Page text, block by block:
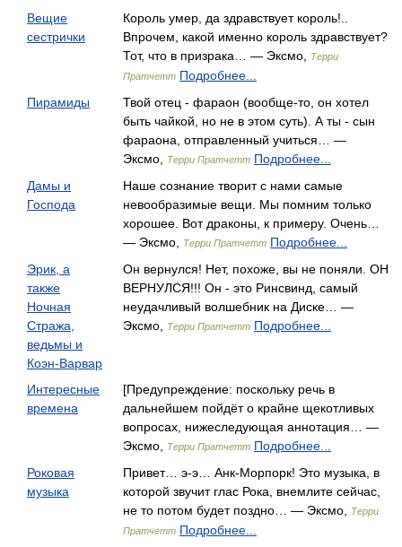
Вещие
сестрички
Король умер, да здравствует король!..
Впрочем, какой именно король здравствует?
Тот, что в призрака… — Эксмо,
Терри
Пратчетт Подробнее...
Пирамиды
Твой отец - фараон (вообще-то, он хотел
быть чайкой, но не в этом суть). А ты - сын
фараона, отправленный учиться… —
Эксмо,
Терри Пратчетт Подробнее...
Дамы и
Господа
Наше сознание творит с нами самые
невообразимые вещи. Мы помним только
хорошее. Вот драконы, к примеру. Очень…
— Эксмо,
Терри Пратчетт Подробнее...
Эрик, а
также
Ночная
Стража,
ведьмы и
Коэн-Варвар
Он вернулся! Нет, похоже, вы не поняли. ОН
ВЕРНУЛСЯ!!! Он - это Ринсвинд, самый
неудачливый волшебник на Диске… —
Эксмо,
Терри Пратчетт Подробнее...
Интересные
времена
[Предупреждение: поскольку речь в
дальнейшем пойдёт о крайне щекотливых
вопросах, нижеследующая аннотация… —
Эксмо,
Терри Пратчетт Подробнее...
Роковая
музыка
Привет… э-э… Анк-Морпорк! Это музыка, в
которой звучит глас Рока, внемлите сейчас,
не то потом будет поздно… — Эксмо,
Терри
Пратчетт Подробнее...